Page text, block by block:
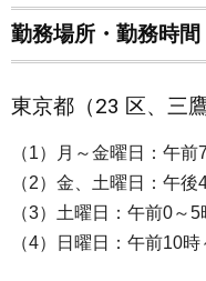
勤務場所・勤務時間
東京都（23 区、三
（1）月～金曜日：午前
（2）金、土曜日：午後
（3）土曜日：午前0～5
（4）日曜日：午前10